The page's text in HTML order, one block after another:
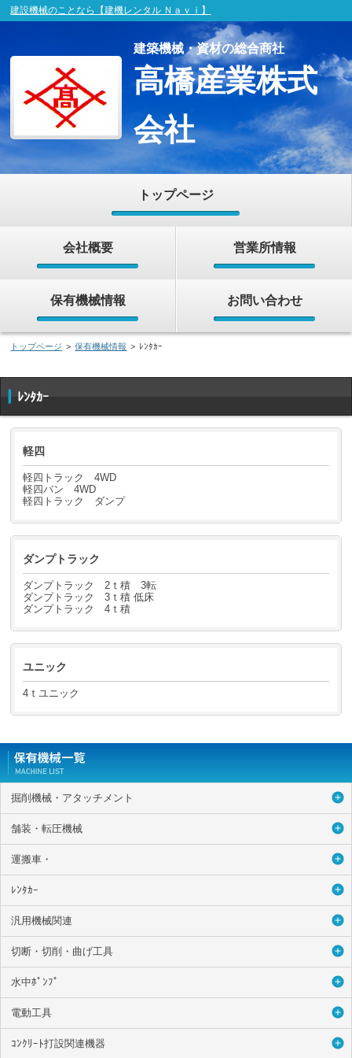
建設機械のことなら【建機レンタル Ｎａｖｉ】
建築機械・資材の総合商社
高橋産業株式
会社
トップページ
会社概要 営業所情報
保有機械情報 お問い合わせ
トップページ > 保有機械情報 > ﾚﾝﾀｶｰ
ﾚﾝﾀｶｰ
軽四
軽四トラック 4WD
軽四バン 4WD
軽四トラック ダンプ
ダンプトラック
ダンプトラック 2ｔ積 3転
ダンプトラック 3ｔ積 低床
ダンプトラック 4ｔ積
ユニック
4ｔユニック
掘削機械・アタッチメント
舗装・転圧機械
運搬車・
ﾚﾝﾀｶｰ
汎用機械関連
切断・切削・曲げ工具
水中ﾎﾟﾝﾌﾟ
電動工具
ｺﾝｸﾘｰﾄ打設関連機器